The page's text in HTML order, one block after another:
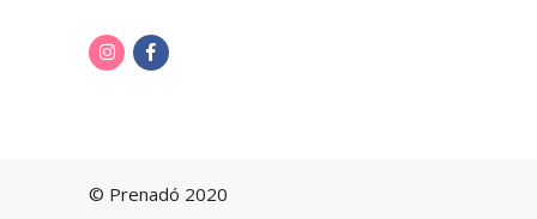
© Prenadó 2020